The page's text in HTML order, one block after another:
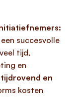
succesvolle
tijd,
en
en
kosten